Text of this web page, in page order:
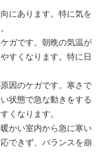
にあります。特に気を
ガです。朝晩の気温が
すくなります。特に日
因のケガです。寒さで
状態で急な動きをする
くなります。
かい室内から急に寒い
できず、バランスを崩